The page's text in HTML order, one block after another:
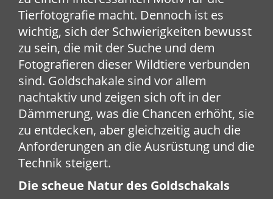
Tierfotografie macht. Dennoch ist es
wichtig, sich der Schwierigkeiten bewusst
zu sein, die mit der Suche und dem
Fotografieren dieser Wildtiere verbunden
sind. Goldschakale sind vor allem
nachtaktiv und zeigen sich oft in der
Dämmerung, was die Chancen erhöht, sie
zu entdecken, aber gleichzeitig auch die
Anforderungen an die Ausrüstung und die
Technik steigert.
Die scheue Natur des Goldschakals